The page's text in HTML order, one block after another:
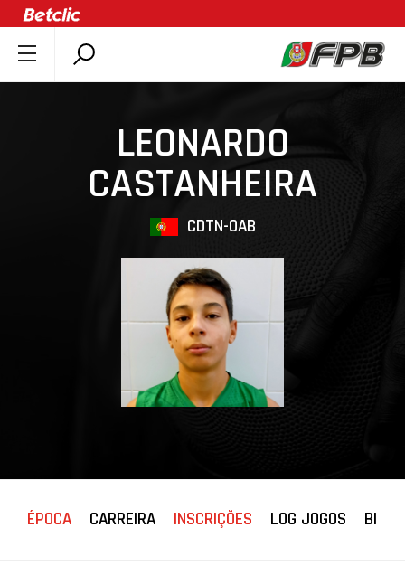
SOBRE A FPB
DOCUMENTOS
COMPETIÇÕES
ASSOCIAÇÕES
ÁREA TÉCNICA
MASCULINA
LIGA BETCLIC
CDTN-OAB
LEONARDO
CASTANHEIRA
ÉPOCA CARREIRA INSCRIÇÕES LOG JOGOS